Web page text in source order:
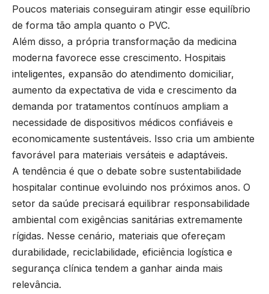
Poucos materiais conseguiram atingir esse equilíbrio
de forma tão ampla quanto o PVC.
Além disso, a própria transformação da medicina
moderna favorece esse crescimento. Hospitais
inteligentes, expansão do atendimento domiciliar,
aumento da expectativa de vida e crescimento da
demanda por tratamentos contínuos ampliam a
necessidade de dispositivos médicos confiáveis e
economicamente sustentáveis. Isso cria um ambiente
favorável para materiais versáteis e adaptáveis.
A tendência é que o debate sobre sustentabilidade
hospitalar continue evoluindo nos próximos anos. O
setor da saúde precisará equilibrar responsabilidade
ambiental com exigências sanitárias extremamente
rígidas. Nesse cenário, materiais que ofereçam
durabilidade, reciclabilidade, eficiência logística e
segurança clínica tendem a ganhar ainda mais
relevância.